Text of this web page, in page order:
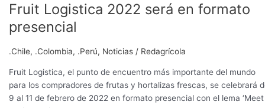
Fruit Logistica 2022 será en formato
presencial
.Chile, .Colombia, .Perú, Noticias / Redagrícola
Fruit Logistica, el punto de encuentro más importante del mundo
para los compradores de frutas y hortalizas frescas, se celebrará
9 al 11 de febrero de 2022 en formato presencial con el lema ‘Meet